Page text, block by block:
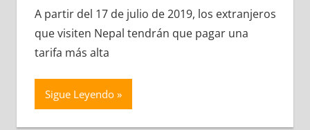
A partir del 17 de julio de 2019, los extranjeros
que visiten Nepal tendrán que pagar una
tarifa más alta
Sigue Leyendo